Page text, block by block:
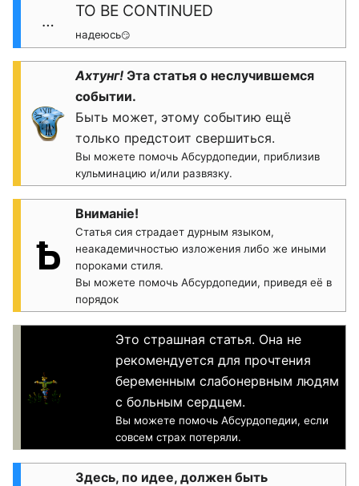
…
TO BE CONTINUED
надеюсь😏
Ахтунг! Эта статья о неслучившемся
событии.
Быть может, этому событию ещё
только предстоит свершиться.
Вы можете помочь Абсурдопедии, приблизив
кульминацию и/или развязку.
Вниманіе!
Статья сия страдает дурным языком,
неакадемичностью изложения либо же иными
пороками стиля.
Вы можете помочь Абсурдопедии, приведя её в
порядок
Это страшная статья. Она не
рекомендуется для прочтения
беременным слабонервным людям
с больным сердцем.
Вы можете помочь Абсурдопедии, если
совсем страх потеряли.
Здесь, по идее, должен быть